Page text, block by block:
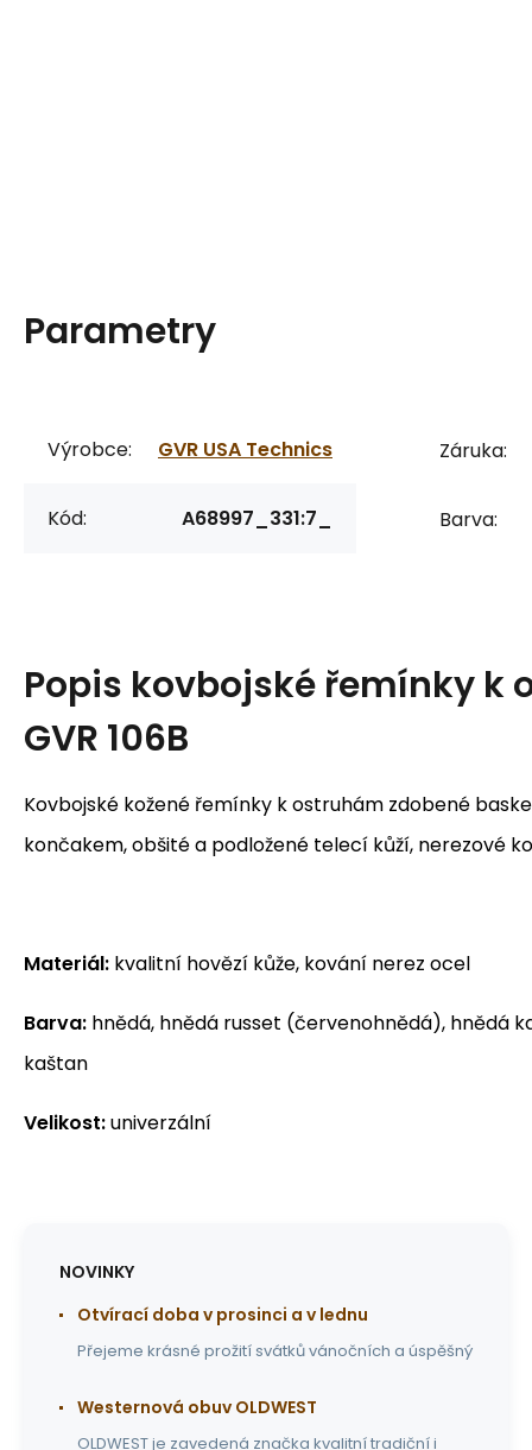
Parametry
Výrobce: GVR USA Technics
Kód: A68997_331:7_
Záruka:
Barva:
Popis kovbojské řemínky k
GVR 106B
Kovbojské kožené řemínky k ostruhám zdobené
končakem, obšité a podložené telecí kůží, nerezové
Materiál: kvalitní hovězí kůže, kování nerez ocel
Barva: hnědá, hnědá russet (červenohnědá), hnědá
kaštan
Velikost:univerzální
NOVINKY
Otvírací doba v prosinci a v lednu
Přejeme krásné prožití svátků vánočních a úspěšný
Westernová obuv OLDWEST
OLDWEST je zavedená značka kvalitní tradiční i